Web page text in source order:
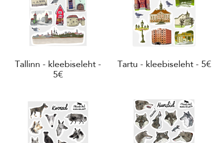
Tallinn - kleebiseleht -
5€
Tartu - kleebiseleht - 5€